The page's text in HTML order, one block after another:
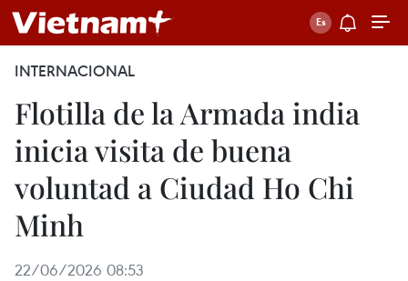
INTERNACIONAL
Flotilla de la Armada india
inicia visita de buena
voluntad a Ciudad Ho Chi
Minh
22/06/2026 08:53